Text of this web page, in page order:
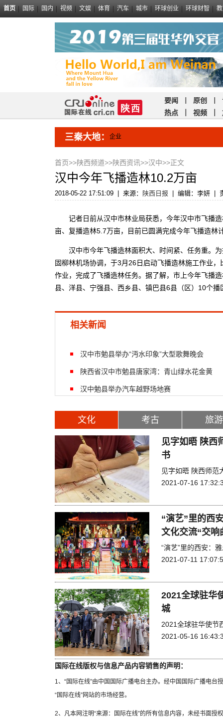
首页 国际 国内 视频 文娱 体育 汽车 城市 环球创业 环球财智
要闻 原创
热点
视频
三秦大地： 企业
首页>>陕西频道>>陕西资讯>>汉中>>正文
汉中今年飞播造林10.2万亩
2018-05-22 17:51:09 来源： 陕西日报 编辑：李妍
记者日前从汉中市林业局获悉，今年汉中市飞播造
亩、复播造林5.7万亩，目前已圆满完成今年飞播造林
汉中市今年飞播造林面积大、时间紧、任务重。为
固柳林机场协调，于3月26日启动飞播造林施工作业
作业，完成了飞播造林任务。据了解，市上今年飞播
县、洋县、宁强县、西乡县、镇巴县6县（区）10个
相关新闻
汉中市勉县举办“沔水印象”大型歌舞晚会
陕西省汉中市勉县唐家湾：青山绿水花金黄
汉中勉县举办汽车越野场地赛
文化 考古 旅游
见字如晤 陕西
书
见字如晤 陕西师范
2021-07-16
“演艺”里的西
文化交流“交响
“演艺”里的西安：
2021-07-11
2021全球驻华
城
2021全球驻华使节
2021-05-16
国际在线版权与信息产品内容销售的声明：
1、“国际在线”由中国国际广播电台主办。经中国国际广播电
“国际在线”网站的市场经营。
2、凡本网注明“来源：国际在线”的所有信息内容，未经书面